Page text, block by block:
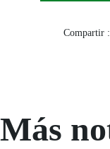
Compartir :
Más